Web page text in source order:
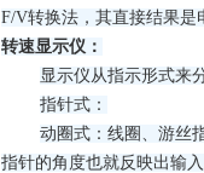
F/V转换法，其直接结果
转速显示仪：
显示仪从指示形式来
指针式：
动圈式： 线圈
、游
指针的角度也就反映出输